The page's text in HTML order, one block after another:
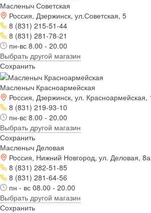
Масленыч Советская
Россия, Дзержинск, ул.Советская, 5
8 (831) 215-51-44
8 (831) 281-78-21
пн-вс 8.00 - 20.00
Выбрать другой магазин
Сохранить
Масленыч Красноармейская
Россия, Дзержинск, ул. Красноармейская,
8 (831) 219-93-10
пн-вс 8.00 - 20.00
Выбрать другой магазин
Сохранить
Масленыч Деловая
Россия, Нижний Новгород, ул. Деловая, 8а
8 (831) 282-51-85
8 (831) 281-64-56
пн - вс 08.00 - 20.00
Выбрать другой магазин
Сохранить